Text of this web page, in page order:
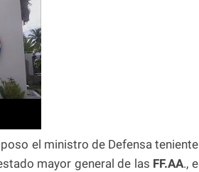
el ministro de Defensa teniente
mayor general de las FF.AA., e